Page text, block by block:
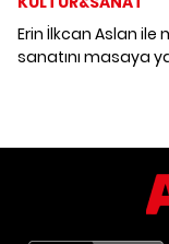
Erin İlkcan Aslan
sanatını masaya